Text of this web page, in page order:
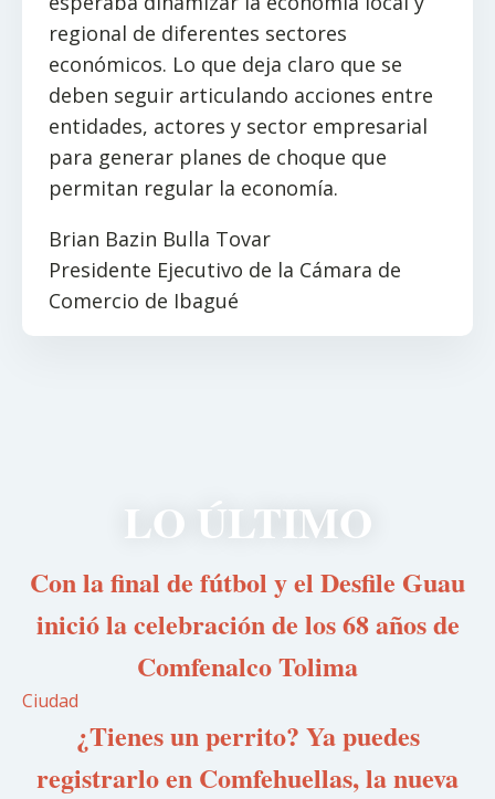
regional de diferentes sectores
económicos. Lo que deja claro que se
deben seguir articulando acciones entre
entidades, actores y sector empresarial
para generar planes de choque que
permitan regular la economía.
Brian Bazin Bulla Tovar
Presidente Ejecutivo de la Cámara de
Comercio de Ibagué
LO ÚLTIMO
Con la final de fútbol y el Desfile Guau
inició la celebración de los 68 años de
Comfenalco Tolima
Ciudad
¿Tienes un perrito? Ya puedes
registrarlo en Comfehuellas, la nueva